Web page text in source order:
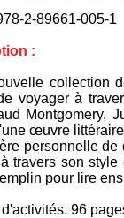
2-89661-005-1
:
collection
voyager à
Montgomery,
œuvre
personnelle
travers son
pour lire
96